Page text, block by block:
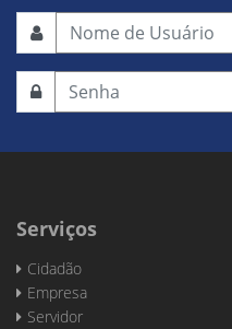
Serviços
Cidadão
Empresa
Servidor